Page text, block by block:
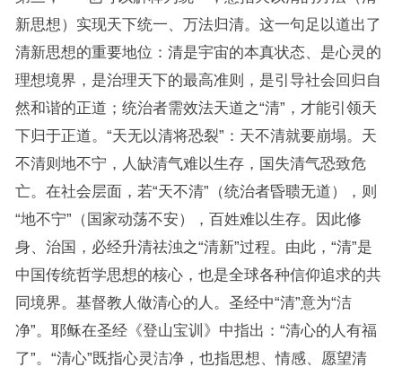
新思想）实现天下统一、万法归清。这一句足以道出了
清新思想的重要地位：清是宇宙的本真状态、是心灵的
理想境界，是治理天下的最高准则，是引导社会回归自
然和谐的正道；统治者需效法天道之“清”，才能引领天
下归于正道。“天无以清将恐裂”：天不清就要崩塌。天
不清则地不宁，人缺清气难以生存，国失清气恐致危
亡。在社会层面，若“天不清”（统治者昏聩无道），则
“地不宁”（国家动荡不安），百姓难以生存。因此修
身、治国，必经升清祛浊之“清新”过程。由此，“清”是
中国传统哲学思想的核心，也是全球各种信仰追求的共
同境界。基督教人做清心的人。圣经中“清”意为“洁
净”。耶稣在圣经《登山宝训》中指出：“清心的人有福
了”。“清心”既指心灵洁净，也指思想、情感、愿望清